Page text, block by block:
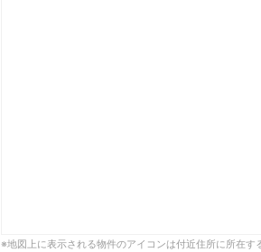
※地図上に表示される物件のアイコンは付近住所に所在す